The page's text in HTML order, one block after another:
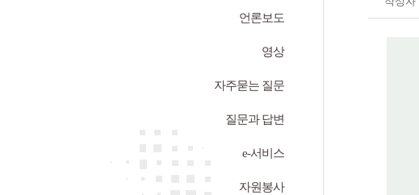
언론보도
영상
자주묻는 질문
질문과 답변
e-서비스
자원봉사